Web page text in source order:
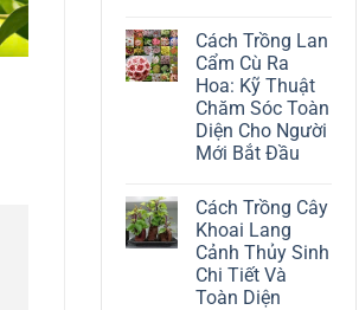
Hướng
Dẫn
Chi
Tiết
Trồng
Và
Chăm
Sóc
A-
bình
luận
ở
Toàn
Bộ
Cách
Trồng
Nho
Ngón
Sắc
Và
Sai
Trái
Nhất
Cách Trồng Lan
Cẩm Cù Ra
Hoa: Kỹ Thuật
Chăm Sóc Toàn
Diện Cho Người
Mới Bắt Đầu
bình
luận
ở
Cách
Trồng
Lan
Cẩm
Cách Trồng Cây
Khoai Lang
Cảnh Thủy Sinh
Chi Tiết Và
Toàn Diện